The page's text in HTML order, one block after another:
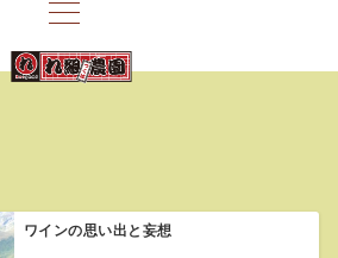
ワインの思い出と妄想